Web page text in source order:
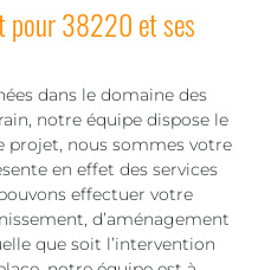
pour 38220 et ses
dans le domaine des
notre équipe dispose le
projet, nous sommes votre
en effet des services
effectuer votre
d’aménagement
que soit l’intervention